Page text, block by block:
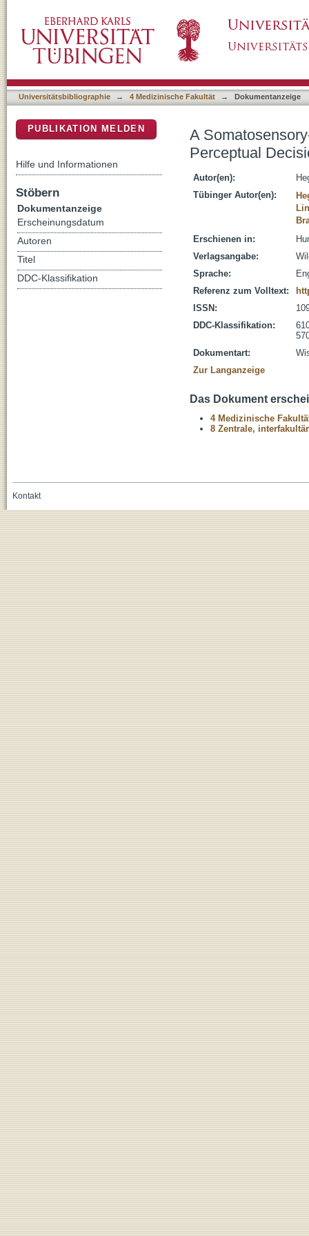
During Tactile Pattern Discrimination
Universitätsbibliographie → 4 Medizinische Fakultät → Dokumentanzeige
A
Perceptual
Autor(en):
Tübinger Autor(en):
Erschienen in:
Verlagsangabe:
Sprache:
Referenz zum Volltext:
ISSN:
DDC-Klassifikation:
Dokumentart:
Zur Langanzeige
Das Dokument
4 Medizinische
8 Zentrale,
PUBLIKATION MELDEN
Hilfe und Informationen
Stöbern
Dokumentanzeige
Erscheinungsdatum
Autoren
Titel
DDC-Klassifikation
Kontakt